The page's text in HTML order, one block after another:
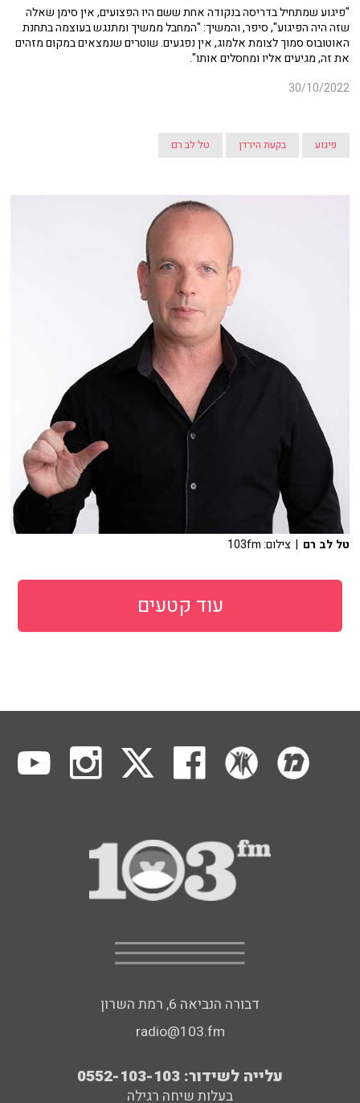
"פיגוע שמתחיל בדריסה בנקודה אחת ששם היו הפצועים, אין סימן שאלה
שזה היה הפיגוע", סיפר, והמשיך: "המחבל ממשיך ומתנגש בעוצמה בתחנת
האוטובוס סמוך לצומת אלמוג, אין נפגעים. שוטרים שנמצאים במקום מזהים
את זה, מגיעים אליו ומחסלים אותו".
30/10/2022
פיגוע בקעת הירדן טל לב רם
טל לב רם | צילום: 103fm
עוד קטעים
דבורה הנביאה 6, רמת השרון
radio@103.fm
עלייה לשידור: 0552-103-103
בעלות שיחה רגילה